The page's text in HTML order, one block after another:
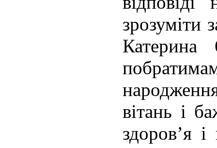
зрозуміти
Катерина
вітань і
здоров’я